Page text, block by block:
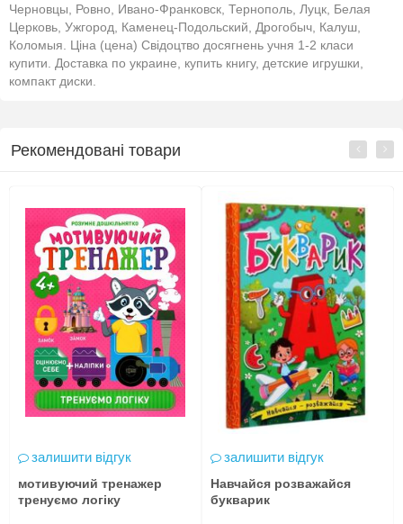
Черновцы, Ровно, Ивано-Франковск, Тернополь, Луцк, Белая
Церковь, Ужгород, Каменец-Подольский, Дрогобыч, Калуш,
Коломыя. Ціна (цена) Свідоцтво досягнень учня 1-2 класи
купити. Доставка по украине, купить книгу, детские игрушки,
компакт диски.
Рекомендовані товари
залишити відгук
мотивуючий тренажер
тренуємо логіку
залишити відгук
Навчайся розважайся
букварик